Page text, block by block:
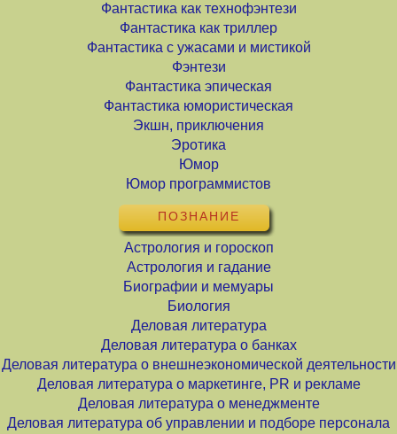
Фантастика как технофэнтези
Фантастика как триллер
Фантастика с ужасами и мистикой
Фэнтези
Фантастика эпическая
Фантастика юмористическая
Экшн, приключения
Эротика
Юмор
Юмор программистов
ПОЗНАНИЕ
Астрология и гороскоп
Астрология и гадание
Биографии и мемуары
Биология
Деловая литература
Деловая литература о банках
Деловая литература о внешнеэкономической деятельности
Деловая литература о маркетинге, PR и рекламе
Деловая литература о менеджменте
Деловая литература об управлении и подборе персонала